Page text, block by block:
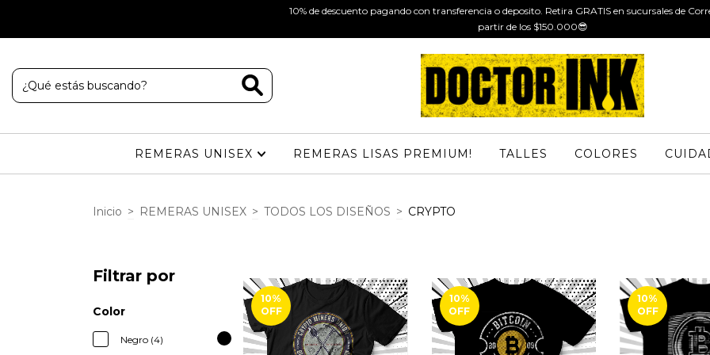
10% de descuento pagando con transferencia o deposito. Retira GRATIS en sucursales de
partir de los $150.000😎
REMERAS UNISEX REMERAS LISAS PREMIUM! TALLES COLORES
Inicio > REMERAS UNISEX > TODOS LOS DISEÑOS > CRYPTO
Filtrar por
Color
Negro (4)
10%
OFF
10%
OFF
10%
OFF